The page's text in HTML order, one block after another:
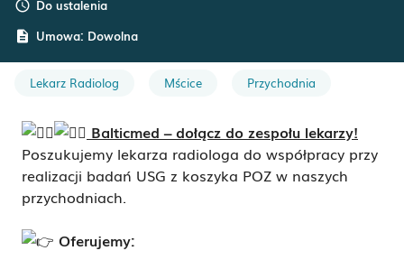
schedule Do ustalenia
description Umowa: Dowolna
Lekarz Radiolog Mścice Przychodnia
Balticmed – dołącz do zespołu lekarzy!
Poszukujemy lekarza radiologa do współpracy przy
realizacji badań USG z koszyka POZ w naszych
przychodniach.
Oferujemy: